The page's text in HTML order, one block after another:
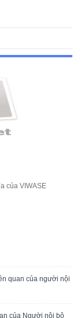
của VIWASE
quan của người nội
của Người nội bộ